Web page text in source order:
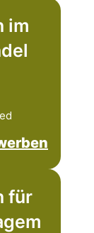
im
für